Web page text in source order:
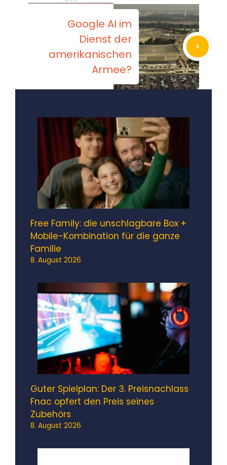
Google AI im
Dienst der
amerikanischen
Armee?
Free Family: die unschlagbare Box +
Mobile-Kombination für die ganze
Familie
8. August 2026
Guter Spielplan: Der 3. Preisnachlass
Fnac opfert den Preis seines
Zubehörs
8. August 2026